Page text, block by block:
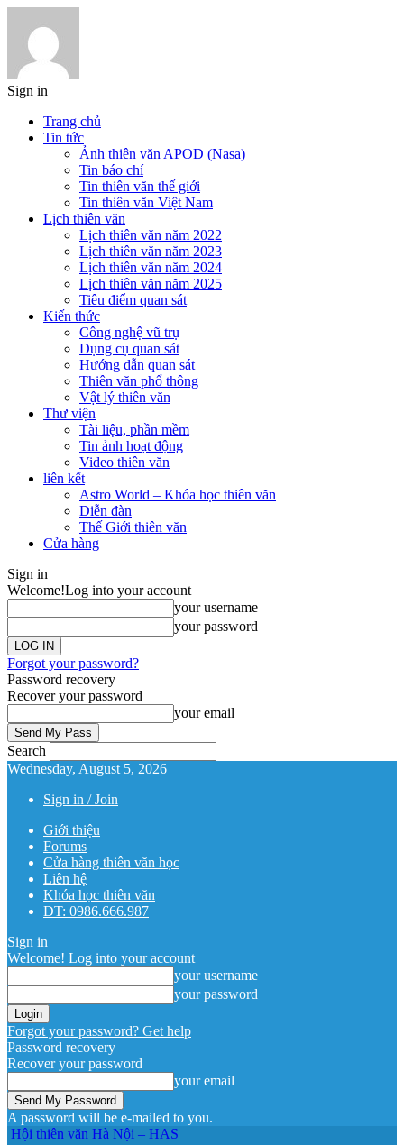
Sign in
Trang chủ
Tin tức
Ảnh thiên văn APOD (Nasa)
Tin báo chí
Tin thiên văn thế giới
Tin thiên văn Việt Nam
Lịch thiên văn
Lịch thiên văn năm 2022
Lịch thiên văn năm 2023
Lịch thiên văn năm 2024
Lịch thiên văn năm 2025
Tiêu điểm quan sát
Kiến thức
Công nghệ vũ trụ
Dụng cụ quan sát
Hướng dẫn quan sát
Thiên văn phổ thông
Vật lý thiên văn
Thư viện
Tài liệu, phần mềm
Tin ảnh hoạt động
Video thiên văn
liên kết
Astro World – Khóa học thiên văn
Diễn đàn
Thế Giới thiên văn
Cửa hàng
Sign in
Welcome!Log into your account
your username
your password
Forgot your password?
Password recovery
Recover your password
your email
Search
Wednesday, August 5, 2026
Sign in / Join
Giới thiệu
Forums
Cửa hàng thiên văn học
Liên hệ
Khóa học thiên văn
ĐT: 0986.666.987
Sign in
Welcome! Log into your account
your username
your password
Forgot your password? Get help
Password recovery
Recover your password
your email
A password will be e-mailed to you.
Hội thiên văn Hà Nội – HAS